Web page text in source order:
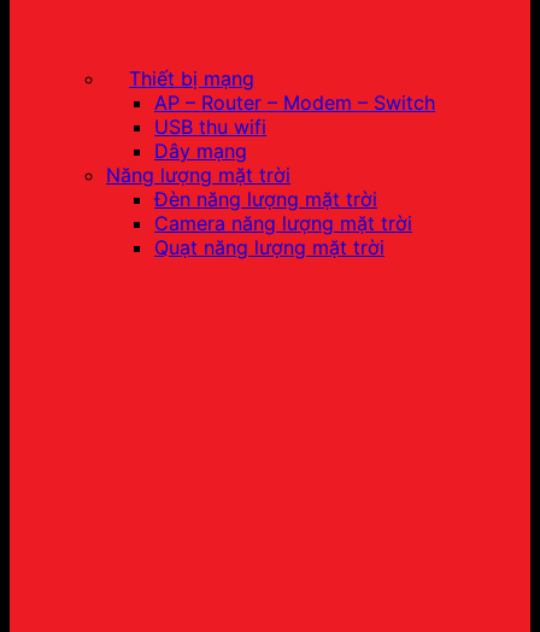
Thiết bị mạng
AP – Router – Modem – Switch
USB thu wifi
Dây mạng
Năng lượng mặt trời
Đèn năng lượng mặt trời
Camera năng lượng mặt trời
Quạt năng lượng mặt trời